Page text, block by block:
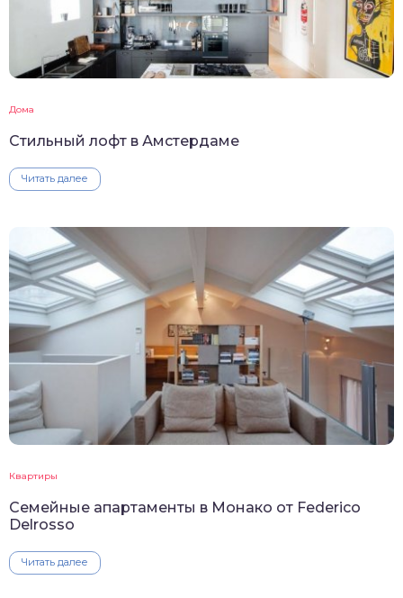
Дома
Стильный лофт в Амстердаме
Читать далее
Квартиры
Семейные апартаменты в Монако от Federico
Delrosso
Читать далее